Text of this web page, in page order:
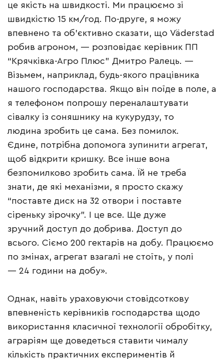
це якість на швидкості. Ми працюємо зі
швидкістю 15 км/год. По-друге, я можу
впевнено та об’єктивно сказати, що Väderstad
робив агроном, — розповідає керівник ПП
“Крячківка-Агро Плюс” Дмитро Ралець. —
Візьмем, наприклад, будь-якого працівника
нашого господарства. Якщо він поїде в поле, а
я телефоном попрошу переналаштувати
сівалку із соняшнику на кукурудзу, то
людина зробить це сама. Без помилок.
Єдине, потрібна допомога зупинити агрегат,
щоб відкрити кришку. Все інше вона
безпомилково зробить сама. Їй не треба
знати, де які механізми, я просто скажу
“поставте диск на 32 отвори і поставте
сіреньку зірочку”. І це все. Ще дуже
зручний доступ до добрива. Доступ до
всього. Сіємо 200 гектарів на добу. Працюємо
по змінах, агрегат взагалі не стоїть, у полі
— 24 години на добу».
Однак, навіть ураховуючи стовідсоткову
впевненість керівників господарства щодо
використання класичної технології обробітку,
аграріям ще доведеться ставити чималу
кількість практичних експериментів й